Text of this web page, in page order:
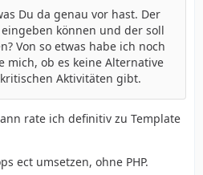
Du da genau vor hast. Der
eingeben können und der soll
Von so etwas habe ich noch
mich, ob es keine Alternative
Aktivitäten gibt.
rate ich definitiv zu Template
ect umsetzen, ohne PHP.